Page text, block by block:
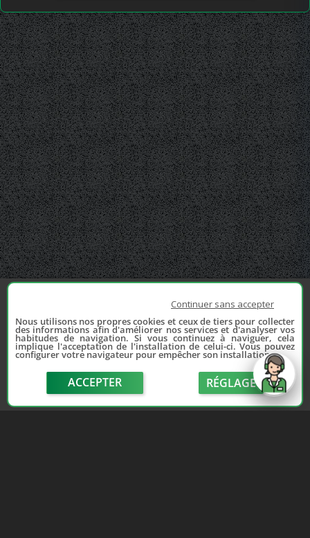
Continuer sans accepter
Nous utilisons nos propres cookies et ceux de tiers pour collecter
des informations afin d'améliorer nos services et d'analyser vos
habitudes de navigation. Si vous continuez à naviguer, cela
implique l'acceptation de l'installation de celui-ci. Vous pouvez
configurer votre navigateur pour empêcher son installation.
ACCEPTER RÉGLAGE